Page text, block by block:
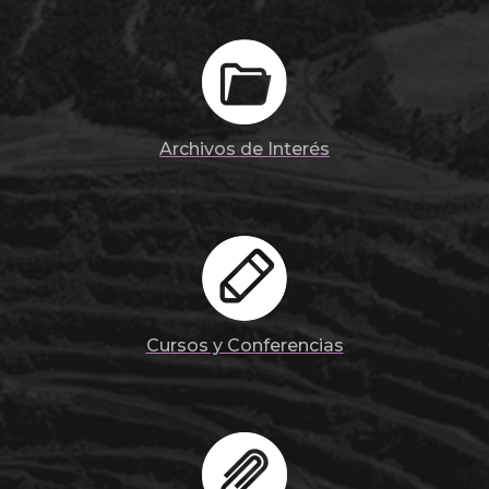
Archivos de Interés
Cursos y Conferencias